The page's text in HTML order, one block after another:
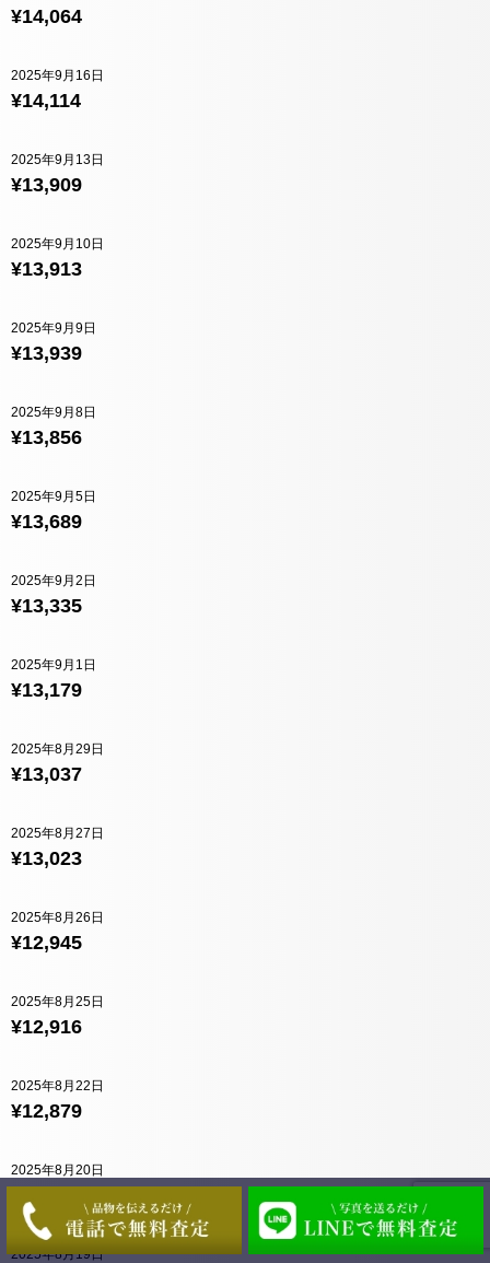
¥14,064
¥14,114
2025年9月16日
¥13,909
2025年9月13日
¥13,913
2025年9月10日
¥13,939
2025年9月9日
¥13,856
2025年9月8日
¥13,689
2025年9月5日
¥13,335
2025年9月2日
¥13,179
2025年9月1日
¥13,037
2025年8月29日
¥13,023
2025年8月27日
¥12,945
2025年8月26日
¥12,916
2025年8月25日
¥12,879
2025年8月22日
2025年8月20日
2025年8月19日